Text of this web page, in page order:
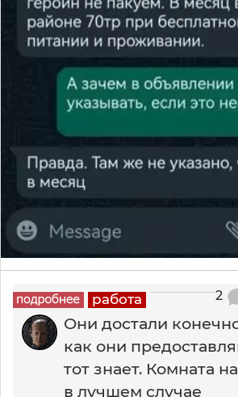
работа 2
Они достали
как они
тот знает. Комната
в лучшем случае